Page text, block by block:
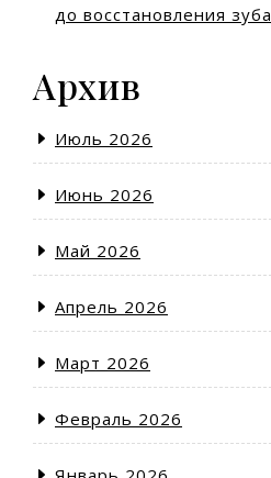
до восстановления зуба
Архив
Июль 2026
Июнь 2026
Май 2026
Апрель 2026
Март 2026
Февраль 2026